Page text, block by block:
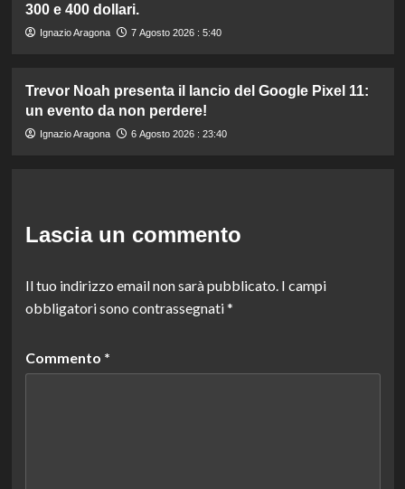
300 e 400 dollari.
Ignazio Aragona 7 Agosto 2026 : 5:40
Trevor Noah presenta il lancio del Google Pixel 11:
un evento da non perdere!
Ignazio Aragona 6 Agosto 2026 : 23:40
Lascia un commento
Il tuo indirizzo email non sarà pubblicato. I campi
obbligatori sono contrassegnati*
Commento *